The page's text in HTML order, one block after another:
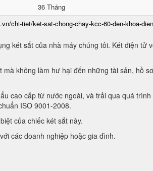
36 Tháng
chi-tiet/ket-sat-chong-chay-kcc-60-den-khoa-
két sắt của nhà máy chúng tôi. Két điện tử
không làm hư hại đến những tài sản, hồ
cao cấp từ nước ngoài, và trải qua quá trình
ISO 9001-2008.
của chiếc két sắt này.
các doanh nghiệp hoặc gia đình.